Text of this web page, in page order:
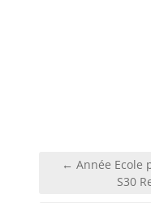
← Année Ecole
S30